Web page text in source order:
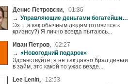
Денис Петровски
01:36
→ Управляющие деньгами богатейших людей начали готовиться к кризису
Эх.... а как обычным людям готовится к
кризису?) Я лично всегда пытаюсь...
Иван Петров, 02:27
→ «Новогодний подарок»
Здравствуйте, я не так давно брал деньги
в займ, это какой то ужас везде...
Lee Lenin,
12:53